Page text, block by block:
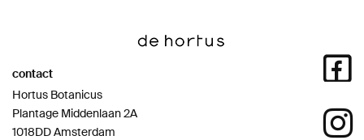
contact
Hortus Botanicus
Plantage Middenlaan 2A
1018DD Amsterdam